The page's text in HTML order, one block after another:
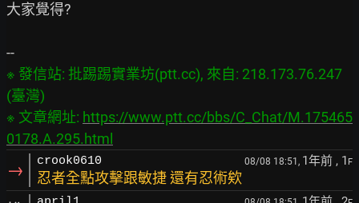
大家覺得?
※ 發信站: 批踢踢實業坊(ptt.cc), 來自: 218.173.76.247
(臺灣)
※ 文章網址: https://www.ptt.cc/bbs/C_Chat/M.175465
0178.A.295.html
→ crook0610 08/08 18:51, 1年前 , 1 F
忍者全點攻擊跟敏捷 還有忍術欸